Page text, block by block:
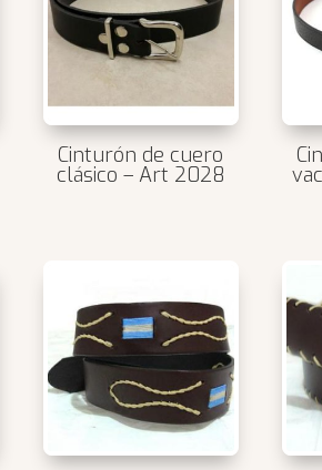
Cinturón de cuero
clásico – Art 2028